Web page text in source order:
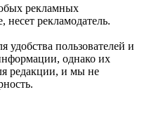
рекламных
несет рекламодатель.
пользователей и
однако их
редакции, и мы не